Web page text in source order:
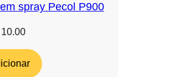
spray Pecol P900